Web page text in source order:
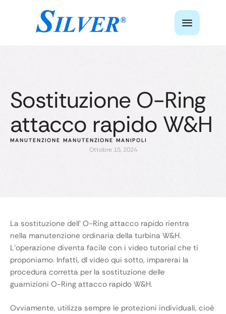
Sostituzione O-Ring
attacco rapido W&H
MANUTENZIONE MANUTENZIONE MANIPOLI
Ottobre 15, 2024
La sostituzione dell’ O-Ring attacco rapido rientra
nella manutenzione ordinaria della turbina W&H.
L’operazione diventa facile con i video tutorial che ti
proponiamo. Infatti, dl video qui sotto, imparerai la
procedura corretta per la sostituzione delle
guarnizioni O-Ring attacco rapido W&H.
Ovviamente, utilizza sempre le protezioni individuali, cioè